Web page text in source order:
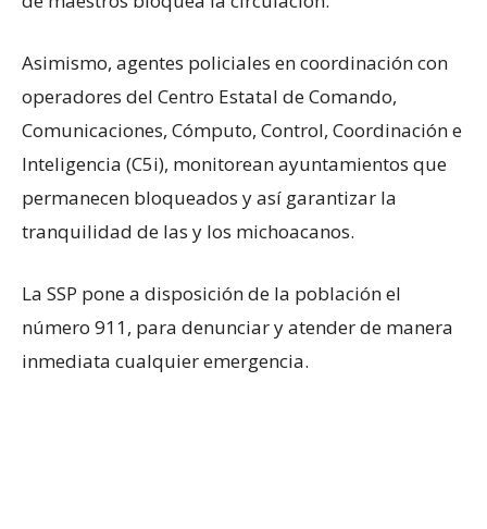
Asimismo, agentes policiales en coordinación con
operadores del Centro Estatal de Comando,
Comunicaciones, Cómputo, Control, Coordinación e
Inteligencia (C5i), monitorean ayuntamientos que
permanecen bloqueados y así garantizar la
tranquilidad de las y los michoacanos.
La SSP pone a disposición de la población el
número 911, para denunciar y atender de manera
inmediata cualquier emergencia.